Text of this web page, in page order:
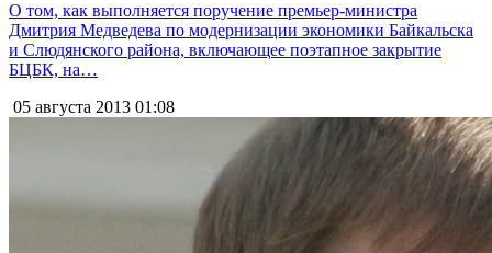
О том, как выполняется поручение премьер-министра
Дмитрия Медведева по модернизации экономики Байкальска
и Слюдянского района, включающее поэтапное закрытие
БЦБК, на…
05 августа 2013 01:08